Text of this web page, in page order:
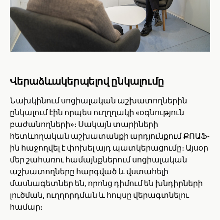
Վերաձևակերպելով ընկալումը
Նախկինում սոցիալական աշխատողներին
ընկալում էին որպես ուղղղակի «օգնություն
բաժանողների»։ Սակայն տարիների
հետևողական աշխատանքի արդյունքում ՔՈԱՖ-
ին հաջողվել է փոխել այդ պատկերացումը։ Այսօր
մեր շահառու համայնքներում սոցիալական
աշխատողները հարգված և վստահելի
մասնագետներ են, որոնց դիմում են խնդիրների
լուծման, ուղղորդման և հույսը վերագտնելու
համար։